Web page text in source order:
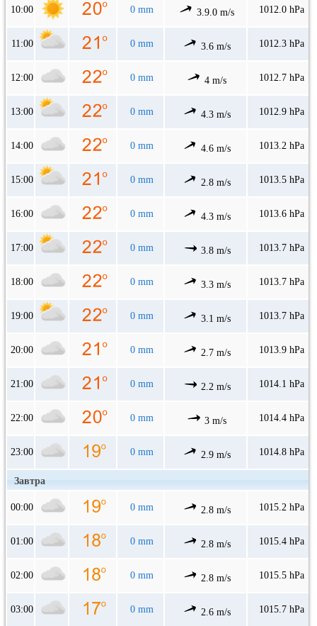
10:00 0 mm 3.9.0 m/s 1012.0 hPa
11:00 0 mm 3.6 m/s 1012.3 hPa
12:00 0 mm 4 m/s 1012.7 hPa
13:00 0 mm 4.3 m/s 1012.9 hPa
14:00 0 mm 4.6 m/s 1013.2 hPa
15:00 0 mm 2.8 m/s 1013.5 hPa
16:00 0 mm 4.3 m/s 1013.6 hPa
17:00 0 mm 3.8 m/s 1013.7 hPa
18:00 0 mm 3.3 m/s 1013.7 hPa
19:00 0 mm 3.1 m/s 1013.7 hPa
20:00 0 mm 2.7 m/s 1013.9 hPa
21:00 0 mm 2.2 m/s 1014.1 hPa
22:00 0 mm 3 m/s 1014.4 hPa
23:00 0 mm 2.9 m/s 1014.8 hPa
Завтра
00:00 0 mm 2.8 m/s 1015.2 hPa
01:00 0 mm 2.8 m/s 1015.4 hPa
02:00 0 mm 2.8 m/s 1015.5 hPa
03:00 0 mm 2.6 m/s 1015.7 hPa